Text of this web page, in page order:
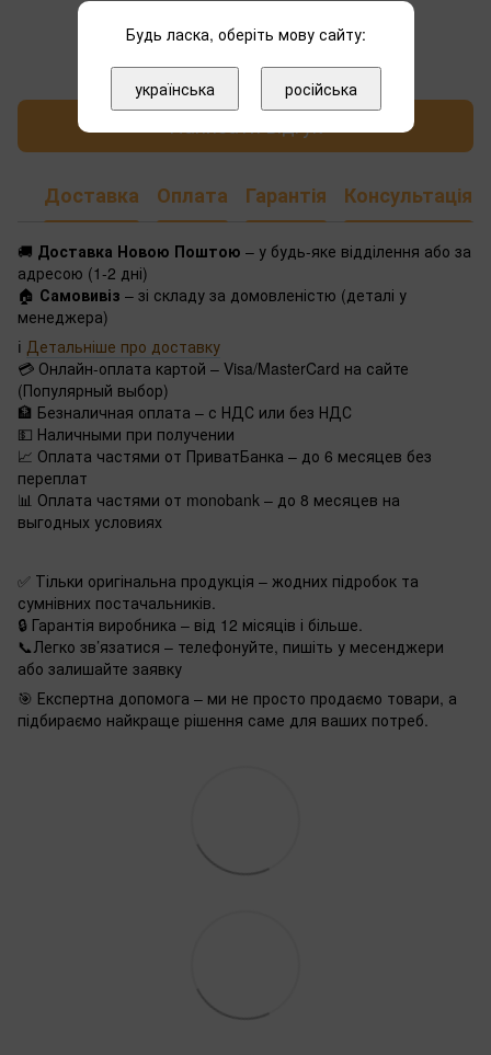
Додайте перший відгук
Доставка Оплата Гарантія Консультація
🚚 Доставка Новою Поштою – у будь-яке відділення або за
адресою (1-2 дні)
🏠 Самовивіз – зі складу за домовленістю (деталі у
менеджера)
ℹ️ Детальніше про доставку
💳 Онлайн-оплата картой – Visa/MasterCard на сайте
(Популярный выбор)
🏦 Безналичная оплата – с НДС или без НДС
💵 Наличными при получении
📈 Оплата частями от ПриватБанка – до 6 месяцев без
переплат
📊 Оплата частями от monobank – до 8 месяцев на
выгодных условиях
✅ Тільки оригінальна продукція – жодних підробок та
сумнівних постачальників.
🔒 Гарантія виробника – від 12 місяців і більше.
📞Легко зв’язатися – телефонуйте, пишіть у месенджери
або залишайте заявку
🎯 Експертна допомога – ми не просто продаємо товари, а
підбираємо найкраще рішення саме для ваших потреб.
Будь ласка, оберіть мову сайту:
українська російська